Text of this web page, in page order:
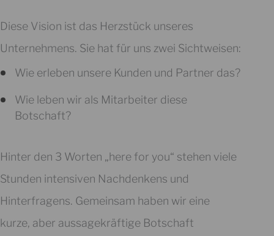
Diese Vision ist das Herzstück unseres
Unternehmens. Sie hat für uns zwei Sichtweisen:
Wie erleben unsere Kunden und Partner das?
Wie leben wir als Mitarbeiter diese
Botschaft?
Hinter den 3 Worten „here for you“ stehen viele
Stunden intensiven Nachdenkens und
Hinterfragens. Gemeinsam haben wir eine
kurze, aber aussagekräftige Botschaft